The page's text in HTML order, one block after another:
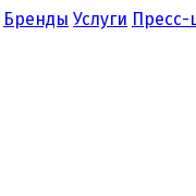
Бренды Услуги Пресс-